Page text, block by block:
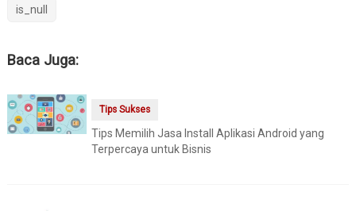
is_null
Baca Juga:
Tips Sukses
Tips Memilih Jasa Install Aplikasi Android yang
Terpercaya untuk Bisnis